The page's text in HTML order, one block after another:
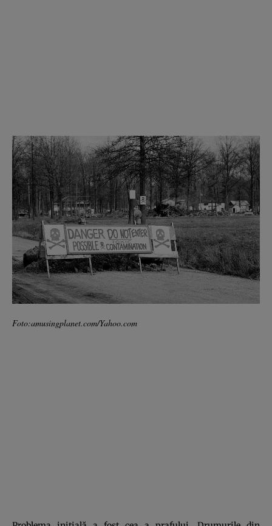
Foto:amusingplanet.com/Yahoo.com